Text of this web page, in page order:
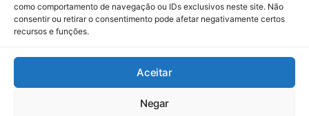
como comportamento de navegação ou IDs exclusivos neste site. Não
consentir ou retirar o consentimento pode afetar negativamente certos
recursos e funções.
Aceitar
Negar
Dinheiropédia
Contato Sobre Nós Política de Privacidade Aviso Legal